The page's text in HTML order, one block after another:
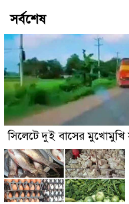
সর্বশেষ
সিলেটে দুই বাসের মুখোমুখি